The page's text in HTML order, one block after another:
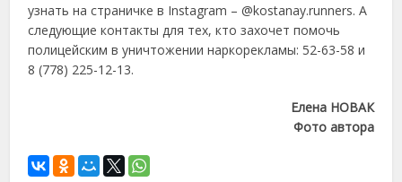
узнать на страничке в Instagram – @kostanay.runners. А
следующие контакты для тех, кто захочет помочь
полицейским в уничтожении наркорекламы: 52-63-58 и
8 (778) 225-12-13.
Елена НОВАК
Фото автора